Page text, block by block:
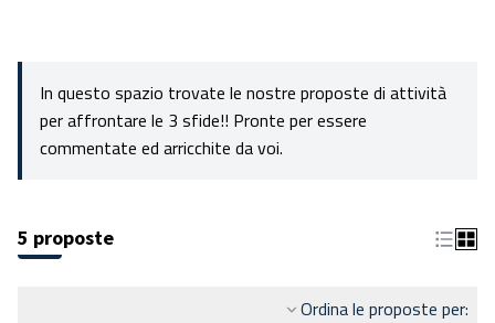
In questo spazio trovate le nostre proposte di attività
per affrontare le 3 sfide!! Pronte per essere
commentate ed arricchite da voi.
5 proposte
Ordina le proposte per: